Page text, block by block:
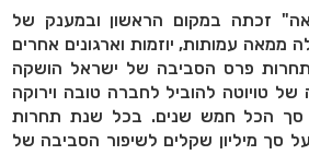
זכתה במקום הראשון ובמענק של
ממאה עמותות, יוזמות וארגונים אחרים
פרס הסביבה של ישראל הושקה
של טויוטה להוביל לחברה טובה וירוקה
סך הכל חמש שנים. בכל שנת תחרות
סך מיליון שקלים לשיפור הסביבה של